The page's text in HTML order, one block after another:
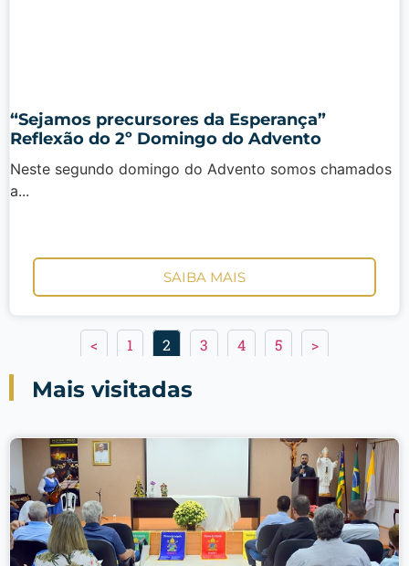
“Sejamos precursores da Esperança”
Reflexão do 2º Domingo do Advento
Neste segundo domingo do Advento somos chamados
a...
SAIBA MAIS
< 1 2 3 4 5 >
Mais visitadas